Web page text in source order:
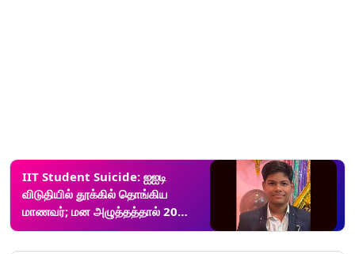
IIT Student Suicide: ஐஐடி
விடுதியில் தூக்கில் தொங்கிய
மாணவர்; மன அழுத்தத்தால் 20
வயதில் நடந்த சோகம்.!